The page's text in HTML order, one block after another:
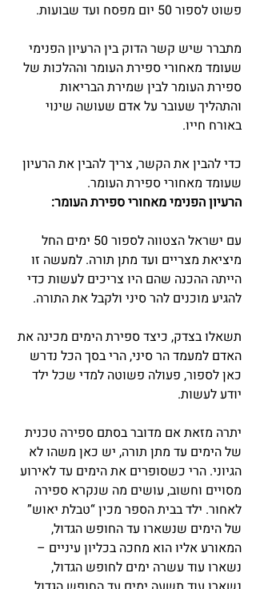
פשוט לספור 50 יום מפסח ועד שבועות.
מתברר שיש קשר הדוק בין הרעיון הפנימי
שעומד מאחורי ספירת העומר וההלכות של
ספירת העומר לבין שמירת הבריאות
והתהליך שעובר על אדם שעושה שינוי
באורח חייו.
כדי להבין את הקשר, צריך להבין את הרעיון
שעומד מאחורי ספירת העומר.
הרעיון הפנימי מאחורי ספירת העומר:
עם ישראל הצטווה לספור 50 ימים החל
מיציאת מצריים ועד מתן תורה. למעשה זו
הייתה ההכנה שהם היו צריכים לעשות כדי
להגיע מוכנים להר סיני ולקבל את התורה.
תשאלו בצדק, כיצד ספירת הימים מכינה את
האדם למעמד הר סיני, הרי בסך הכל נדרש
כאן לספור, פעולה פשוטה למדי שכל ילד
יודע לעשות.
יתרה מזאת אם מדובר בסתם ספירה טכנית
של הימים עד מתן תורה, יש כאן משהו לא
הגיוני. הרי כשסופרים את הימים עד לאירוע
מסויים וחשוב, עושים מה שנקרא ספירה
לאחור. ילד בבית הספר מכין “טבלת יאוש”
של הימים שנשארו עד החופש הגדול,
המאורע אליו הוא מחכה בכליון עיניים –
נשארו עוד עשרה ימים לחופש הגדול,